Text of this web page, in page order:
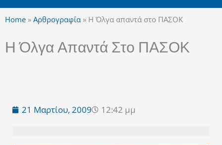
Home » Αρθρογραφία » Η Όλγα απαντά στο ΠΑΣΟΚ
Η Όλγα Απαντά Στο ΠΑΣΟΚ
21 Μαρτίου, 2009 12:42 μμ